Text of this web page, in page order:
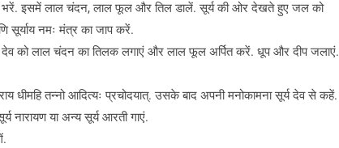
भरें. इसमें लाल चंदन, लाल फूल और तिल डालें. सूर्य की ओर देखते हुए जल को
सूर्याय नमः मंत्र का जाप करें.
देव को लाल चंदन का तिलक लगाएं और लाल फूल अर्पित करें. धूप और दीप जलाएं.
धीमहि तन्नो आदित्यः प्रचोदयात्. उसके बाद अपनी मनोकामना सूर्य देव से कहें.
या अन्य सूर्य आरती गाएं.